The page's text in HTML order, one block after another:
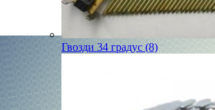
Гвозди 34 градус (8)